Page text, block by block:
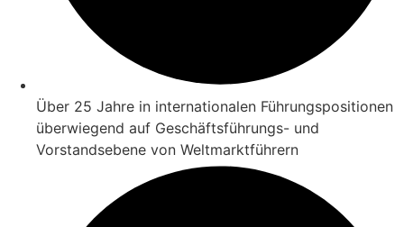
Über 25 Jahre in internationalen Führungspositionen
überwiegend auf Geschäftsführungs- und
Vorstandsebene von Weltmarktführern